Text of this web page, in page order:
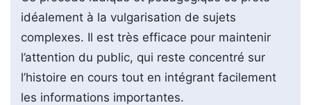
idéalement à la vulgarisation de sujets
complexes. Il est très efficace pour maintenir
l’attention du public, qui reste concentré sur
l’histoire en cours tout en intégrant facilement
les informations importantes.